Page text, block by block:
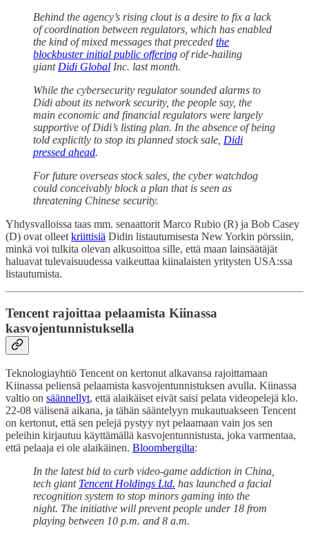
Behind the agency’s rising clout is a desire to fix a lack
of coordination between regulators, which has enabled
the kind of mixed messages that preceded the
blockbuster initial public offering of ride-hailing
giant Didi Global Inc. last month.
While the cybersecurity regulator sounded alarms to
Didi about its network security, the people say, the
main economic and financial regulators were largely
supportive of Didi’s listing plan. In the absence of being
told explicitly to stop its planned stock sale, Didi
pressed ahead.
For future overseas stock sales, the cyber watchdog
could conceivably block a plan that is seen as
threatening Chinese security.
Yhdysvalloissa taas mm. senaattorit Marco Rubio (R) ja Bob Casey
(D) ovat olleet kriittisiä Didin listautumisesta New Yorkin pörssiin,
minkä voi tulkita olevan alkusoittoa sille, että maan lainsäätäjät
haluavat tulevaisuudessa vaikeuttaa kiinalaisten yritysten USA:ssa
listautumista.
Tencent rajoittaa pelaamista Kiinassa
kasvojentunnistuksella
Teknologiayhtiö Tencent on kertonut alkavansa rajoittamaan
Kiinassa peliensä pelaamista kasvojentunnistuksen avulla. Kiinassa
valtio on säännellyt, että alaikäiset eivät saisi pelata videopelejä klo.
22-08 välisenä aikana, ja tähän sääntelyyn mukautuakseen Tencent
on kertonut, että sen pelejä pystyy nyt pelaamaan vain jos sen
peleihin kirjautuu käyttämällä kasvojentunnistusta, joka varmentaa,
että pelaaja ei ole alaikäinen. Bloombergilta:
In the latest bid to curb video-game addiction in China,
tech giant Tencent Holdings Ltd. has launched a facial
recognition system to stop minors gaming into the
night. The initiative will prevent people under 18 from
playing between 10 p.m. and 8 a.m.